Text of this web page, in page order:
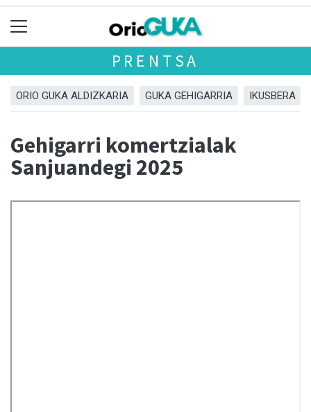
PRENTSA
ORIO GUKA ALDIZKARIA GUKA GEHIGARRIA IKUSBERA
Gehigarri komertzialak
Sanjuandegi 2025